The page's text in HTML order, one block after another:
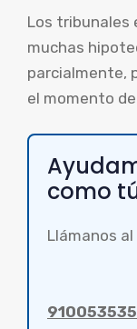
Los tribunales
muchas
parcialmente,
el momento
como
Llámanos al
910053535